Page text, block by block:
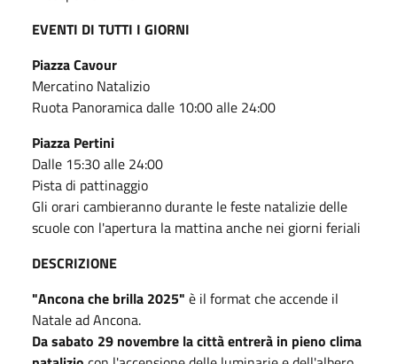
EVENTI DI TUTTI I GIORNI
Piazza Cavour
Mercatino Natalizio
Ruota Panoramica dalle 10:00 alle 24:00
Piazza Pertini
Dalle 15:30 alle 24:00
Pista di pattinaggio
Gli orari cambieranno durante le feste natalizie delle
scuole con l'apertura la mattina anche nei giorni feriali
DESCRIZIONE
"Ancona che brilla 2025" è il format che accende il
Natale ad Ancona.
Da sabato 29 novembre la città entrerà in pieno clima